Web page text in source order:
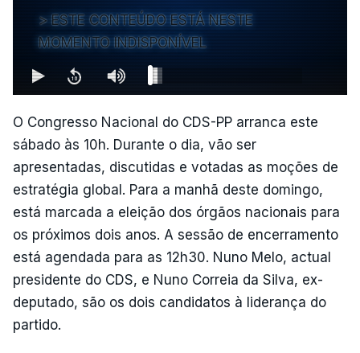
ESTE CONTEÚDO ESTÁ NESTE
MOMENTO INDISPONÍVEL
O Congresso Nacional do CDS-PP arranca este
sábado às 10h. Durante o dia, vão ser
apresentadas, discutidas e votadas as moções de
estratégia global. Para a manhã deste domingo,
está marcada a eleição dos órgãos nacionais para
os próximos dois anos. A sessão de encerramento
está agendada para as 12h30. Nuno Melo, actual
presidente do CDS, e Nuno Correia da Silva, ex-
deputado, são os dois candidatos à liderança do
partido.